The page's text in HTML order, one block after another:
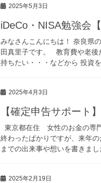
2025年5月3日
iDeCo・NISA勉強会
みなさんこんにちは！ 奈良県
田真里子です。 教育費や老後
持ちたい・・・などから 投資
2025年4月3日
【確定申告サポート
東京都在住 女性のお金の専
終わったばかりですが、来年
までの出来事や想いを書きま
2025年2月19日